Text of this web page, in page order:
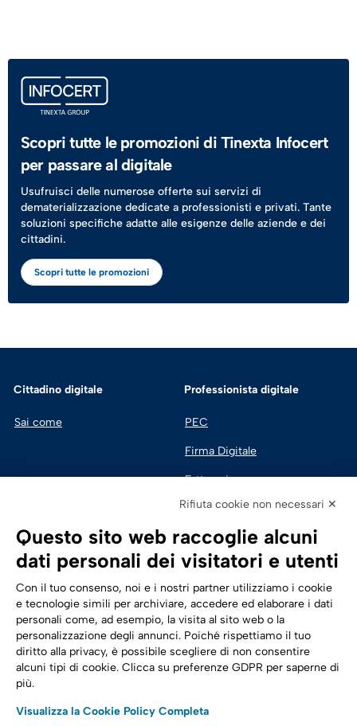
Scopri tutte le promozioni di Tinexta Infocert
per passare al digitale
Usufruisci delle numerose offerte sui servizi di
dematerializzazione dedicate a professionisti e privati. Tante
soluzioni specifiche adatte alle esigenze delle aziende e dei
cittadini.
Scopri tutte le promozioni
Cittadino digitale
Sai come
Professionista digitale
PEC
Firma Digitale
Fatturazione
Sicurezza Digitale
Cloud
Trasformazione digitale
Energia
Telecomunicazioni
Automotive
Seguici su:
Rifiuta cookie non necessari ✕
Questo sito web raccoglie alcuni
dati personali dei visitatori e utenti
Con il tuo consenso, noi e i nostri partner utilizziamo i cookie
e tecnologie simili per archiviare, accedere ed elaborare i dati
personali come, ad esempio, la visita al sito web o la
personalizzazione degli annunci. Poiché rispettiamo il tuo
diritto alla privacy, è possibile scegliere di non consentire
alcuni tipi di cookie. Clicca su preferenze GDPR per saperne di
più.
Visualizza la Cookie Policy Completa